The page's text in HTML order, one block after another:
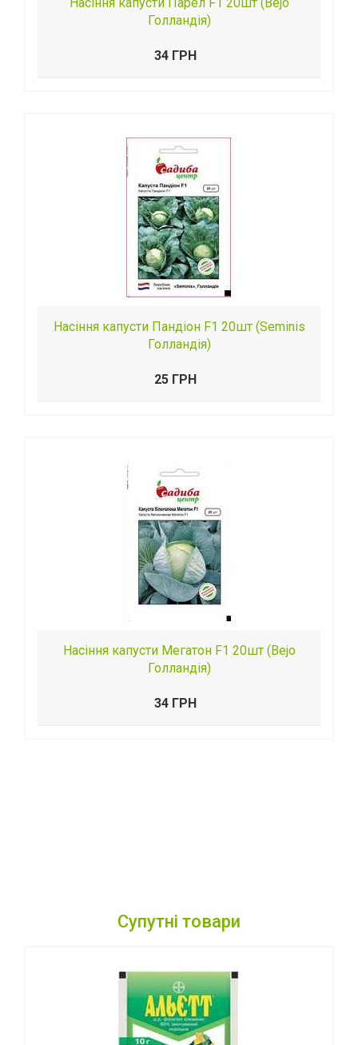
Голландія)
34 ГРН
Насіння капусти Пандіон F1 20шт (Seminis
Голландія)
25 ГРН
Насіння капусти Мегатон F1 20шт (Веjо
Голландія)
34 ГРН
Супутні товари